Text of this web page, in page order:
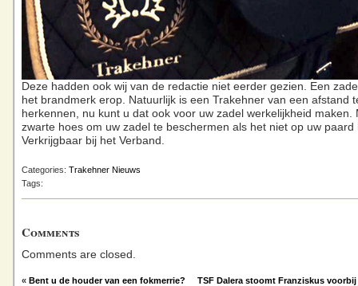
Deze hadden ook wij van de redactie niet eerder gezien. Een
het brandmerk erop. Natuurlijk is een Trakehner van een afstand
herkennen, nu kunt u dat ook voor uw zadel werkelijkheid maken.
zwarte hoes om uw zadel te beschermen als het niet op uw paard
Verkrijgbaar bij het Verband.
Categories: Trakehner Nieuws
Tags:
Comments
Comments are closed.
« Bent u de houder van een fokmerrie? TSF Dalera stoomt Franziskus voorbij